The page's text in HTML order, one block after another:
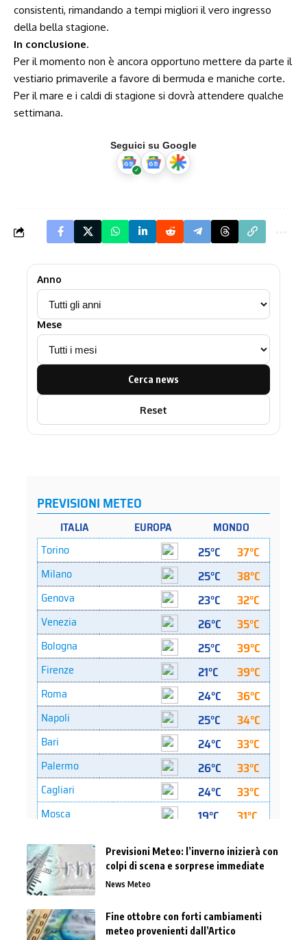
consistenti, rimandando a tempi migliori il vero ingresso
della bella stagione.
In conclusione.
Per il momento non è ancora opportuno mettere da parte il
vestiario primaverile a favore di bermuda e maniche corte.
Per il mare e i caldi di stagione si dovrà attendere qualche
settimana.
Seguici su Google
Anno
Mese
Cerca news
Reset
Previsioni Meteo: l’inverno inizierà con
colpi di scena e sorprese immediate
News Meteo
Fine ottobre con forti cambiamenti
meteo provenienti dall’Artico